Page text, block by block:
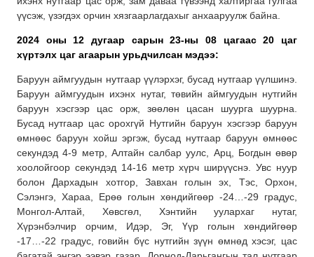
үүсэж, үзэгдэх орчин хязгаарлагдахыг анхааруулж байна.
2024 оны 12 дугаар сарын 23-ны 08 цагаас 20 цаг
хүртэлх цаг агаарын урьдчилсан мэдээ:
Баруун аймгуудын нутгаар үүлэрхэг, бусад нутгаар үүлшинэ.
Баруун аймгуудын ихэнх нутаг, төвийн аймгуудын нутгийн
баруун хэсгээр цас орж, зөөлөн цасан шуурга шуурна.
Бусад нутгаар цас орохгүй Нутгийн баруун хэсгээр баруун
өмнөөс баруун хойш эргэж, бусад нутгаар баруун өмнөөс
секундэд 4-9 метр, Алтайн салбар уулс, Арц, Богдын өвөр
хоолойгоор секундэд 14-16 метр хүрч ширүүснэ. Увс нуур
болон Дархадын хотгор, Завхан голын эх, Тэс, Орхон,
Сэлэнгэ, Хараа, Ерөө голын хөндийгөөр -24…-29 градус,
Монгол-Алтай, Хөвсгөл, Хэнтийн уулархаг нутаг,
Хүрэнбэлчир орчим, Идэр, Эг, Үүр голын хөндийгөөр
-17…-22 градус, говийн бүс нутгийн зүүн өмнөд хэсэг, цас